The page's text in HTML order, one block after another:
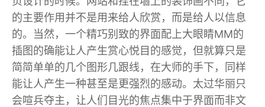
的主要作用并不是用来给人欣赏，而是给人以信息
的。当然，一个精巧别致的界面配上大眼睛MM的
插图的确能让人产生赏心悦目的感觉，但就算只是
简简单单的几个图形几跟线，在大师的手下，同样
能让人产生一种甚至是更强烈的感动。太过华丽只
会喧兵夺主，让人们目光的焦点集中于界面而非文